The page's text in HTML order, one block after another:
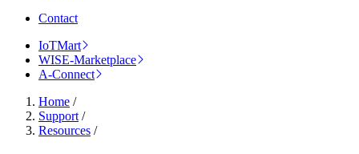
Contact
IoTMart
WISE-Marketplace
A-Connect
Home /
Support /
Resources /